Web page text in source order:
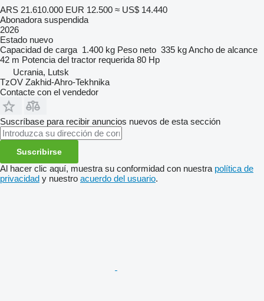
ARS 21.610.000 EUR 12.500 ≈ US$ 14.440
Abonadora suspendida
2026
Estado nuevo
Capacidad de carga 1.400 kg Peso neto 335 kgAncho de alcance
42 m Potencia del tractor requerida 80 Hp
Ucrania, Lutsk
TzOV Zakhid-Ahro-Tekhnika
Contacte con el vendedor
Suscríbase para recibir anuncios nuevos de esta sección
Suscribirse
Al hacer clic aquí, muestra su conformidad con nuestra política de
privacidad y nuestro acuerdo del usuario.